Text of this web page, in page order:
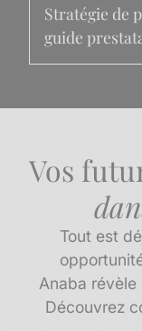
Stratégie de
guide
Vos
Tout est
Anaba
Découvrez